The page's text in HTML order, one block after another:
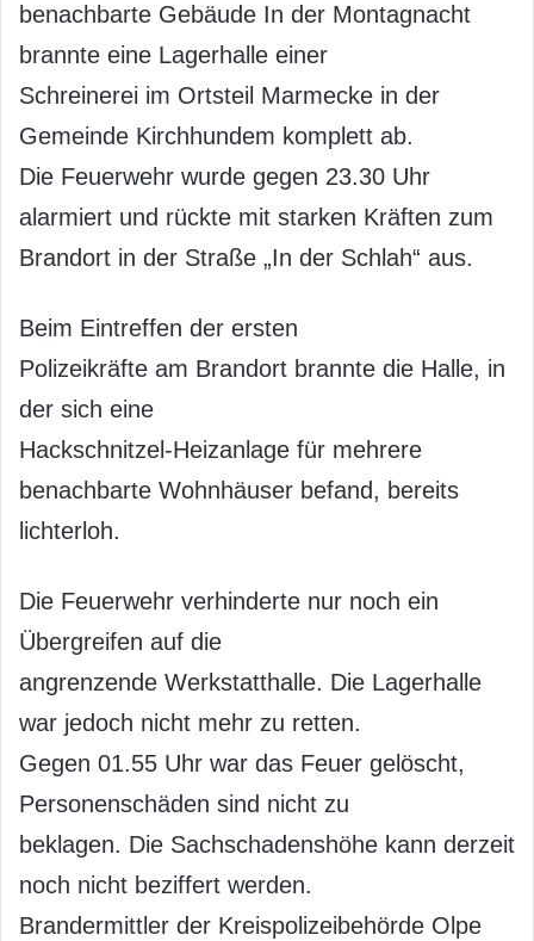
benachbarte Gebäude In der Montagnacht
brannte eine Lagerhalle einer
Schreinerei im Ortsteil Marmecke in der
Gemeinde Kirchhundem komplett ab.
Die Feuerwehr wurde gegen 23.30 Uhr
alarmiert und rückte mit starken Kräften zum
Brandort in der Straße „In der Schlah“ aus.
Beim Eintreffen der ersten
Polizeikräfte am Brandort brannte die Halle, in
der sich eine
Hackschnitzel-Heizanlage für mehrere
benachbarte Wohnhäuser befand, bereits
lichterloh.
Die Feuerwehr verhinderte nur noch ein
Übergreifen auf die
angrenzende Werkstatthalle. Die Lagerhalle
war jedoch nicht mehr zu retten.
Gegen 01.55 Uhr war das Feuer gelöscht,
Personenschäden sind nicht zu
beklagen. Die Sachschadenshöhe kann derzeit
noch nicht beziffert werden.
Brandermittler der Kreispolizeibehörde Olpe